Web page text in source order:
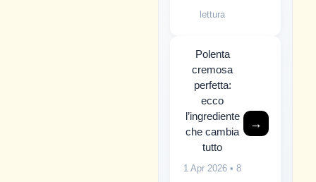
lettura
Polenta
cremosa
perfetta:
ecco
l’ingrediente
che cambia
tutto
1 Apr 2026 • 8
→